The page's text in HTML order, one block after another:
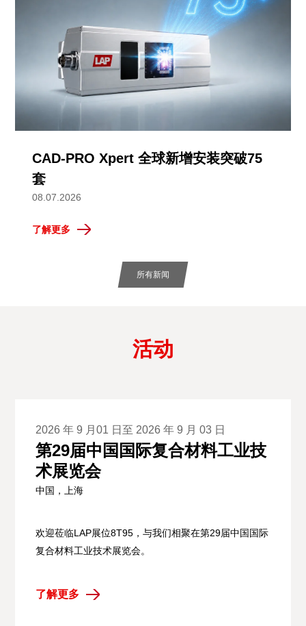
CAD-PRO Xpert 全球新增安装突破75
套
08.07.2026
了解更多
所有新闻
活动
2026 年 9 月01 日至 2026 年 9 月 03 日
第29届中国国际复合材料工业技
术展览会
中国，上海
欢迎莅临LAP展位8T95，与我们相聚在第29届中国国际
复合材料工业技术展览会。
了解更多